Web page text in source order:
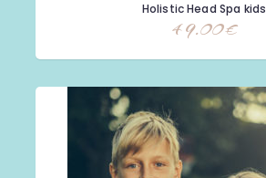
Holistic Head Spa kids
49.00€